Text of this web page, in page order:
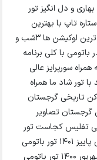
و دل انگیز تور
ترکیبی تفلیس و باتومی اقامت در هتل های ۴ ستاره تاپ با بهترین
خدمات ۳ روز گشت رایگان در بهترین و خاص ترین لوکیشن ها ۳شب و
و ۳ روز اقامت در باتومی با کلی برنامه
سورپرایز عالی
تور شاد ما همراه
تاریخی گرجستان
گرجستان تصاویر
تفلیس کجاست تور
ارمنستان گرجستان تور باتومی ۱۴۰۰ تور باتومی پاییز ۱۴۰1 تور باتومی
تابستان ۱۴۰1 تور باتومی تفلیس تور باتومی شهریور ۱۴۰۰ تور باتومی